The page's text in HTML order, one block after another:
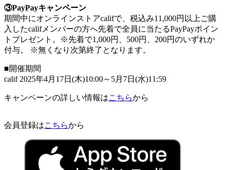
③PayPayキャンペーン
期間中にオンラインストアcalifで、税込み11,000円以上ご購
入したcalifメンバーの方へ先着で全員に当たるPayPayポイン
トプレゼント。※先着で1,000円、500円、200円のいずれか
付与。 ※無くなり次第終了となります。
■開催期間
calif 2025年4月17日(木)10:00～5月7日(水)11:59
キャンペーンの詳しい情報はこちらから
会員登録はこちらから